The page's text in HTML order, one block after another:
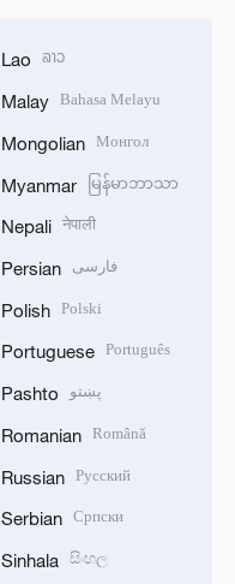
Lao ລາວ
Malay Bahasa Melayu
Mongolian Монгол
Myanmar မြန်မာဘာသာ
Nepali नेपाली
Persian فارسی
Polish Polski
Portuguese Português
Pashto پښتو
Romanian Română
Russian Русский
Serbian Српски
Sinhala සිංහල